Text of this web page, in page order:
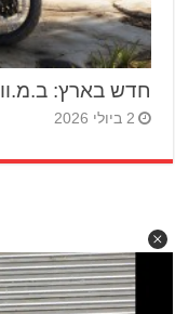
חדש בארץ: ב.מ.וו F 450 GS
2 ביולי 2026